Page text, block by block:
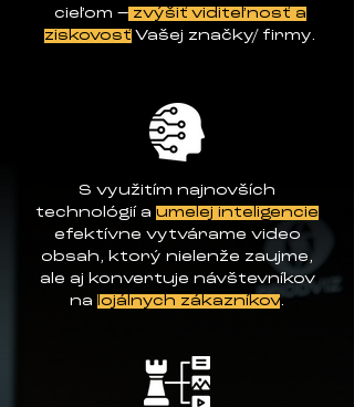
cieľom – zvýšiť viditeľnosť a
ziskovosť Vašej značky/ firmy.
S využitím najnovších
technológií a umelej inteligencie
efektívne vytvárame video
obsah, ktorý nielenže zaujme,
ale aj konvertuje návštevníkov
na
lojálnych zákazníkov.